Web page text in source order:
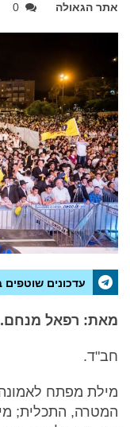
אתר הגאולה 0
עדכונים
מאת: רפאל מנחם.
חב"ד.
מילת מפתח
המטרה, התכלית;